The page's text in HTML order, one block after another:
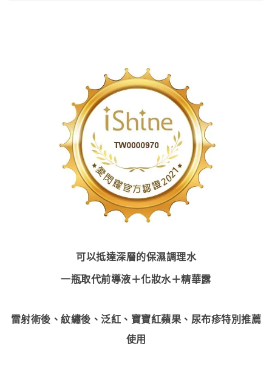
可以抵達深層的保濕調理水
一瓶取代前導液＋化妝水＋精華露
雷射術後、紋繡後、泛紅、寶寶紅蘋果、尿布疹特別推薦
使用